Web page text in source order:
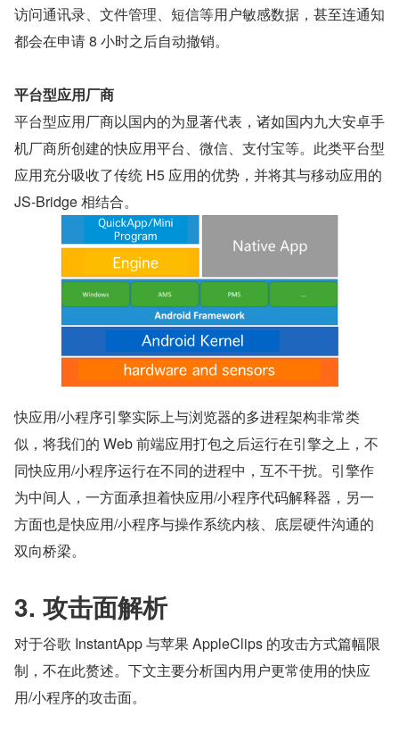
访问通讯录、文件管理、短信等用户敏感数据，甚至连通知
都会在申请 8 小时之后自动撤销。
平台型应用厂商
平台型应用厂商以国内的为显著代表，诸如国内九大安卓手
机厂商所创建的快应用平台、微信、支付宝等。此类平台型
应用充分吸收了传统 H5 应用的优势，并将其与移动应用的
JS-Bridge 相结合。
快应用/小程序引擎实际上与浏览器的多进程架构非常类
似，将我们的 Web 前端应用打包之后运行在引擎之上，不
同快应用/小程序运行在不同的进程中，互不干扰。引擎作
为中间人，一方面承担着快应用/小程序代码解释器，另一
方面也是快应用/小程序与操作系统内核、底层硬件沟通的
双向桥梁。
3. 攻击面解析
对于谷歌 InstantApp 与苹果 AppleClips 的攻击方式篇幅限
制，不在此赘述。下文主要分析国内用户更常使用的快应
用/小程序的攻击面。